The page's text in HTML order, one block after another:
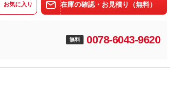
お気に入り 在庫の確認・お見積り（無料）
無料 0078-6043-9620